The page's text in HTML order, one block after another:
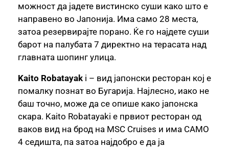
можност да јадете вистинско суши како што е
направено во Јапонија. Има само 28 места,
затоа резервирајте порано. Ќе го најдете суши
барот на палубата 7 директно на терасата над
главната шопинг улица.
Kaito Robatayak i – вид јапонски ресторан кој е
помалку познат во Бугарија. Најлесно, иако не
баш точно, може да се опише како јапонска
скара. Kaito Robatayaki е првиот ресторан од
ваков вид на брод на MSC Cruises и има САМО
4 седишта, па затоа најдобро е да ја